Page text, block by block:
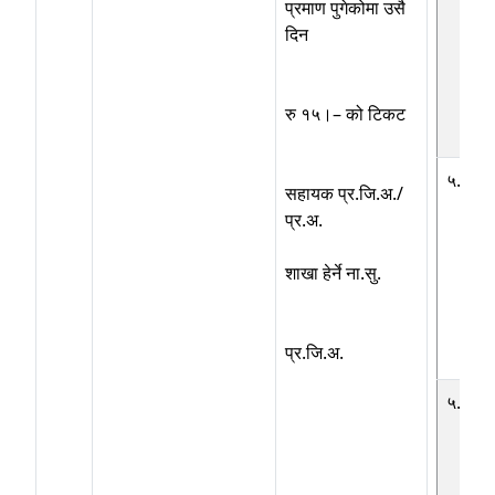
प्रमाण पुगेकोमा उसै
दिन
रु १५।– को टिकट
सहायक प्र.जि.अ./
प्र.अ.
शाखा हेर्ने ना.सु.
प्र.जि.अ.
५.३
५.४